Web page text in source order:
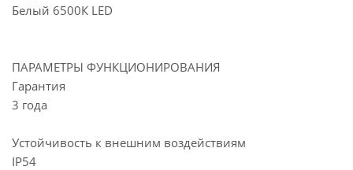
Белый 6500К LED
ПАРАМЕТРЫ ФУНКЦИОНИРОВАНИЯ
Гарантия
3 года
Устойчивость к внешним воздействиям
IP54